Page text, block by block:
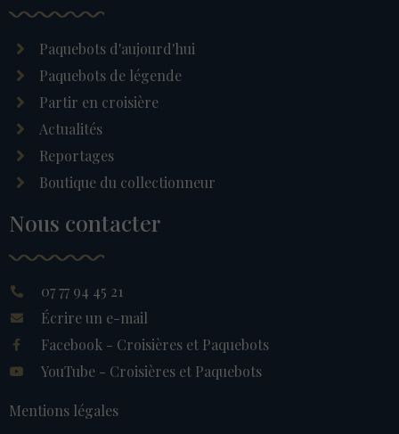
Paquebots d'aujourd'hui
Paquebots de légende
Partir en croisière
Actualités
Reportages
Boutique du collectionneur
Nous contacter
07 77 94 45 21
Écrire un e-mail
Facebook - Croisières et Paquebots
YouTube - Croisières et Paquebots
Mentions légales